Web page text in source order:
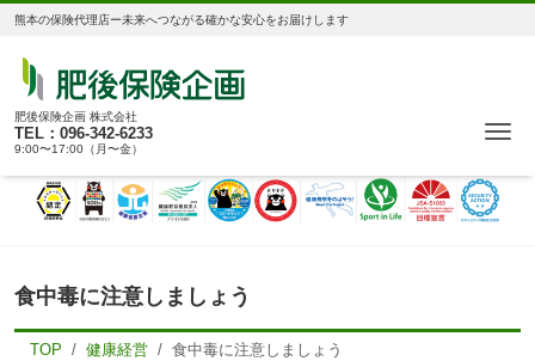
熊本の保険代理店ー未来へつながる確かな安心をお届けします
肥後保険企画 株式会社
TEL：096-342-6233
9:00〜17:00（月〜金）
食中毒に注意しましょう
TOP 健康経営 食中毒に注意しましょう